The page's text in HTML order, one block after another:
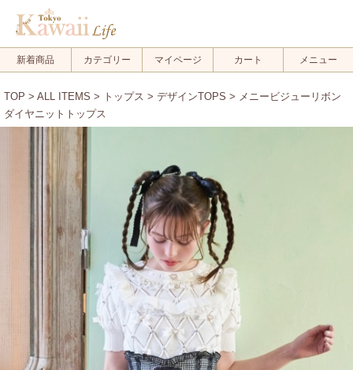
新着商品 カテゴリー マイページ カート メニュー
TOP > ALL ITEMS > トップス > デザインTOPS > メニービジューリボン
ダイヤニットトップス